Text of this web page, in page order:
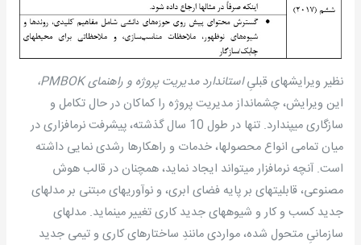
نظیر ویرایشهای قبلیِاستاندارد مدیریت پروژه و راهنمایPMBOK،
این ویرایش، چشم­انداز مدیریت پروژه را کماکان در حال تکامل و
سازگاری می­پندارد. تنها در طول 10 سال گذشته، پیشرفت نرم­افزاری در
میان تمامی انواع محصولها، خدمات و راهکارها رشدی نمایی داشته
است. آنچه نرم­افزار می­تواند ایجاد نماید، همچنان در قالب هوش
مصنوعی، قابلیتهای بر پایه فضای ابری، و نوآوریهای مبتنی بر مدلهای
جدید کسب و کار و شیوه­های جدید کاری تغییر می­نماید. مدلهای
سازمانیِ متحول شده، مواردی مانندِ ساختارهای کاری و تیمی جدید